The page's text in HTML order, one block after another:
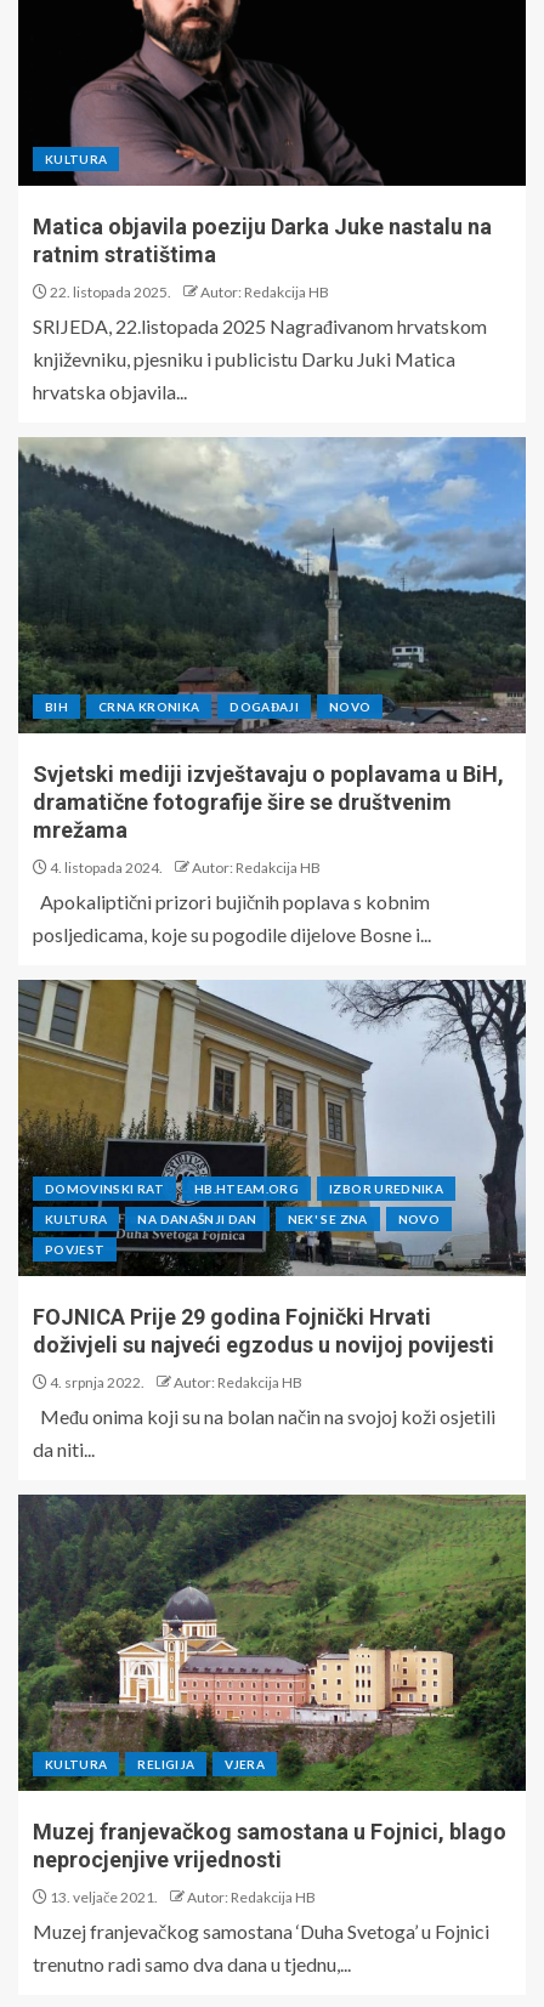
KULTURA
Matica objavila poeziju Darka Juke nastalu na
ratnim stratištima
22. listopada 2025. Autor: Redakcija HB
SRIJEDA, 22.listopada 2025 Nagrađivanom hrvatskom
književniku, pjesniku i publicistu Darku Juki Matica
hrvatska objavila...
BIH CRNA KRONIKA DOGAĐAJI NOVO
Svjetski mediji izvještavaju o poplavama u BiH,
dramatične fotografije šire se društvenim
mrežama
4. listopada 2024. Autor: Redakcija HB
Apokaliptični prizori bujičnih poplava s kobnim
posljedicama, koje su pogodile dijelove Bosne i...
DOMOVINSKI RAT HB.HTEAM.ORG IZBOR UREDNIKA
KULTURA NA DANAŠNJI DAN NEK' SE ZNA NOVO
POVJEST
FOJNICA Prije 29 godina Fojnički Hrvati
doživjeli su najveći egzodus u novijoj povijesti
4. srpnja 2022. Autor: Redakcija HB
Među onima koji su na bolan način na svojoj koži osjetili
da niti...
KULTURA RELIGIJA VJERA
Muzej franjevačkog samostana u Fojnici, blago
neprocjenjive vrijednosti
13. veljače 2021. Autor: Redakcija HB
Muzej franjevačkog samostana ‘Duha Svetoga’ u Fojnici
trenutno radi samo dva dana u tjednu,...